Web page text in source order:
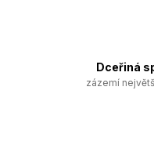
Dceřiná
zázemí